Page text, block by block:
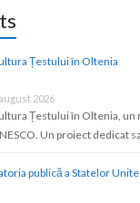
Țestului în Oltenia
2026
Țestului în Oltenia, un
Un proiect dedicat
publică a Statelor Unite